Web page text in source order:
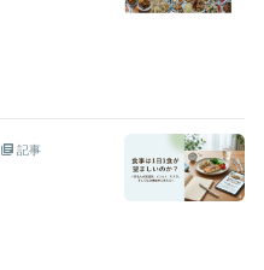
記事